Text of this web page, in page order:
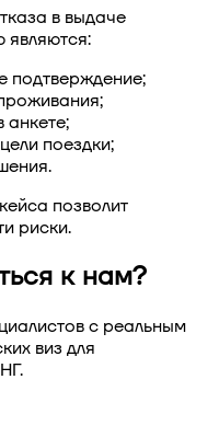
в выдаче
являются:
подтверждение;
анкете;
поездки;
позволит
риски.
к нам?
с реальным
виз для